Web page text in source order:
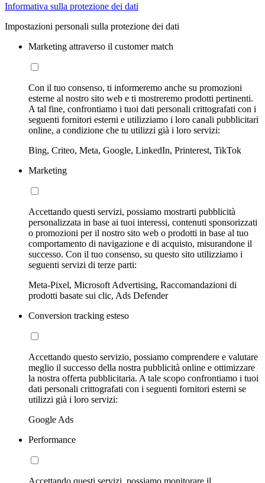
Informativa sulla protezione dei dati
Impostazioni personali sulla protezione dei dati
Marketing attraverso il customer match
Con il tuo consenso, ti informeremo anche su promozioni
esterne al nostro sito web e ti mostreremo prodotti pertinenti.
A tal fine, confrontiamo i tuoi dati personali crittografati con i
seguenti fornitori esterni e utilizziamo i loro canali pubblicitari
online, a condizione che tu utilizzi già i loro servizi:
Bing, Criteo, Meta, Google, LinkedIn, Printerest, TikTok
Marketing
Accettando questi servizi, possiamo mostrarti pubblicità
personalizzata in base ai tuoi interessi, contenuti sponsorizzati
o promozioni per il nostro sito web o prodotti in base al tuo
comportamento di navigazione e di acquisto, misurandone il
successo. Con il tuo consenso, su questo sito utilizziamo i
seguenti servizi di terze parti:
Meta-Pixel, Microsoft Advertising, Raccomandazioni di
prodotti basate sui clic, Ads Defender
Conversion tracking esteso
Accettando questo servizio, possiamo comprendere e valutare
meglio il successo della nostra pubblicità online e ottimizzare
la nostra offerta pubblicitaria. A tale scopo confrontiamo i tuoi
dati personali crittografati con i seguenti fornitori esterni se
utilizzi già i loro servizi:
Google Ads
Performance
Accettando questi servizi, possiamo monitorare il